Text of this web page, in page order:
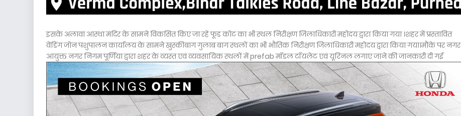
इसके अलावा आस्था मंदिर के सामने विकसित किए जा रहे फूड कोट का भी स्थल निरीक्षण जिलाधिकारी महोदय द्वारा किया गया ।शहर में प्रस्तावित
वेंडिंग जोन पशुपालन कार्यालय के सामने खुस्कीबाग गुलाब बाग स्थलों का भी भौतिक निरीक्षण जिलाधिकारी महोदय द्वारा किया गया।मौके पर नगर
आयुक्त नगर निगम पूर्णिया द्वारा शहर के व्यस्त एवं व्यवसायिक स्थलों में prefab मॉडल टॉयलेट एवं यूरिनल लगाए जाने की जानकारी दी गई